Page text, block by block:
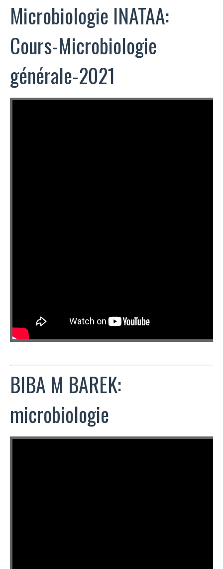
Microbiologie INATAA:
Cours-Microbiologie
générale-2021
BIBA M BAREK:
microbiologie